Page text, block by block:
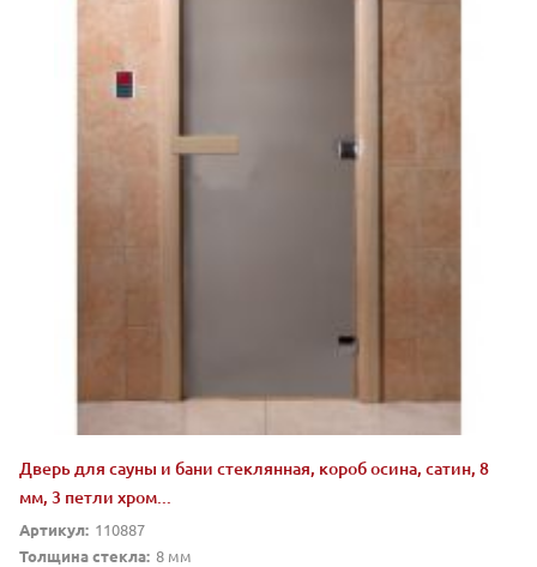
Дверь для сауны и бани стеклянная, короб осина, сатин, 8
мм, 3 петли хром...
Артикул: 110887
Толщина стекла: 8 мм